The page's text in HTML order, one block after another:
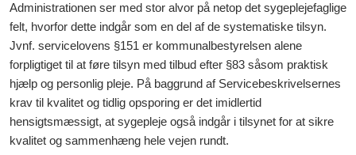
Administrationen ser med stor alvor på netop det sygeplejefaglige
felt, hvorfor dette indgår som en del af de systematiske tilsyn.
Jvnf. servicelovens §151 er kommunalbestyrelsen alene
forpligtiget til at føre tilsyn med tilbud efter §83 såsom praktisk
hjælp og personlig pleje. På baggrund af Servicebeskrivelsernes
krav til kvalitet og tidlig opsporing er det imidlertid
hensigtsmæssigt, at sygepleje også indgår i tilsynet for at sikre
kvalitet og sammenhæng hele vejen rundt.